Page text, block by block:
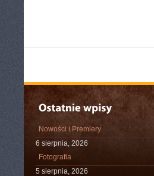
Nowości i Premiery
6 sierpnia, 2026
Fotografia
5 sierpnia, 2026